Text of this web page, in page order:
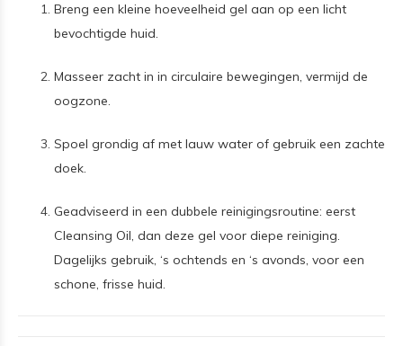
Breng een kleine hoeveelheid gel aan op een licht
bevochtigde huid.
Masseer zacht in in circulaire bewegingen, vermijd de
oogzone.
Spoel grondig af met lauw water of gebruik een zachte
doek.
Geadviseerd in een dubbele reinigingsroutine: eerst
Cleansing Oil, dan deze gel voor diepe reiniging.
Dagelijks gebruik, ‘s ochtends en ‘s avonds, voor een
schone, frisse huid.